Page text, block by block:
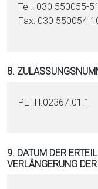
Tel.: 030 550055-
Fax: 030 550054-
8.
PEI.H.02367.01.1
9. DATUM DER
VERLÄNGERUNG